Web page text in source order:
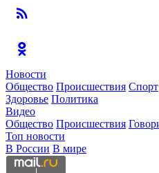
Новости
Общество Происшествия Спорт
Здоровье Политика
Видео
Общество Происшествия
Топ новости
В России В мире